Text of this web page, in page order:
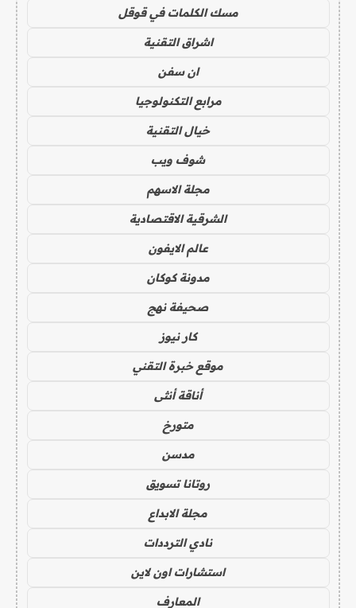
مسك الكلمات في قوقل
اشراق التقنية
ان سفن
مرابع التكنولوجيا
خيال التقنية
شوف ويب
مجلة الاسهم
الشرقية الاقتصادية
عالم الايفون
مدونة كوكان
صحيفة نهج
كار نيوز
موقع خبرة التقني
أناقة أنثى
متورخ
مدسن
روتانا تسويق
مجلة الابداع
نادي الترددات
استشارات اون لاين
المعارف